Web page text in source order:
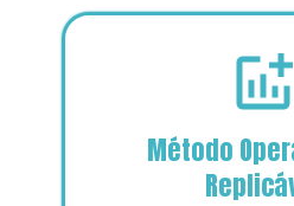
Método